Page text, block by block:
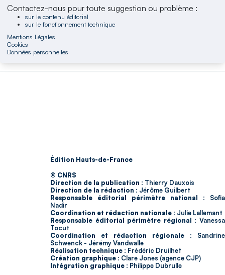
Contactez-nous pour toute suggestion ou problème :
sur le contenu éditorial
sur le fonctionnement technique
Mentions Légales
Cookies
Données personnelles
Édition Hauts-de-France
© CNRS
Direction de la publication : Thierry Dauxois
Direction de la rédaction : Jérôme Guilbert
Responsable éditorial périmètre national : Sofia
Nadir
Coordination et rédaction nationale : Julie Lallemant
Responsable éditorial périmètre régional : Vanessa
Tocut
Coordination et rédaction régionale : Sandrine
Schwenck - Jérémy Vandwalle
Réalisation technique : Frédéric Druilhet
Création graphique : Clare Jones (agence CJP)
Intégration graphique : Philippe Dubrulle